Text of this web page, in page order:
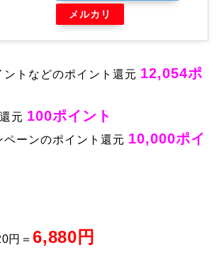
メルカリ
ントなどのポイント還元 12,054ポ
元 100ポイント
ペーンのポイント還元 10,000ポイ
円＝ 6,880円